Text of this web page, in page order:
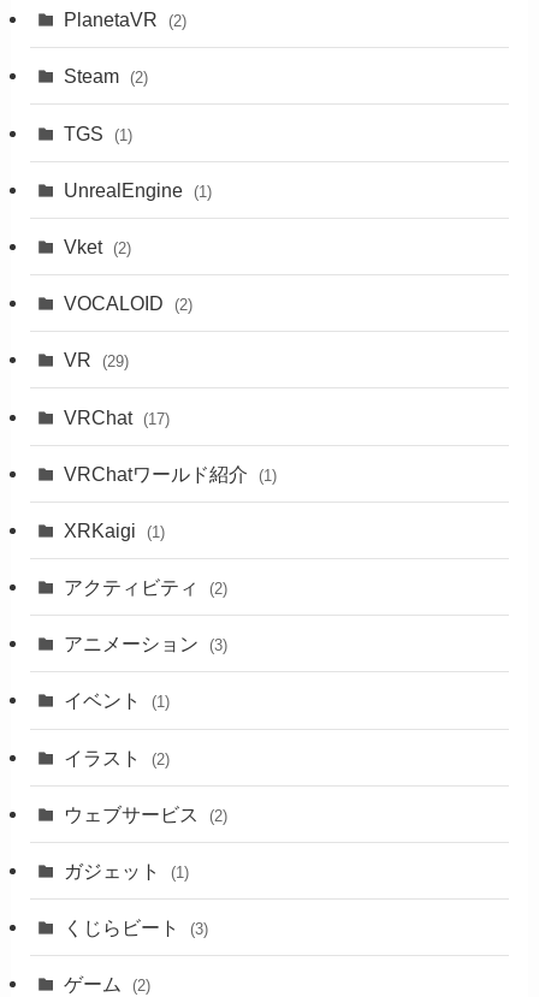
PlanetaVR (2)
Steam (2)
TGS (1)
UnrealEngine (1)
Vket (2)
VOCALOID (2)
VR (29)
VRChat (17)
VRChatワールド紹介 (1)
XRKaigi (1)
アクティビティ (2)
アニメーション (3)
イベント (1)
イラスト (2)
ウェブサービス (2)
ガジェット (1)
くじらビート (3)
ゲーム (2)